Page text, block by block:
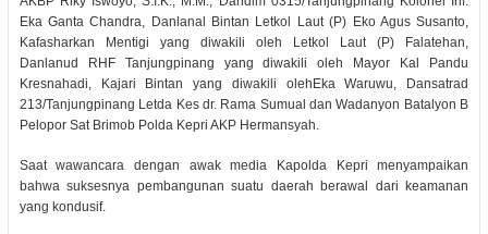
Eka Ganta Chandra, Danlanal Bintan Letkol Laut (P) Eko Agus Susanto,
Kafasharkan Mentigi yang diwakili oleh Letkol Laut (P) Falatehan,
Danlanud RHF Tanjungpinang yang diwakili oleh Mayor Kal Pandu
Kresnahadi, Kajari Bintan yang diwakili olehEka Waruwu, Dansatrad
213/Tanjungpinang Letda Kes dr. Rama Sumual dan Wadanyon Batalyon B
Pelopor Sat Brimob Polda Kepri AKP Hermansyah.
Saat wawancara dengan awak media Kapolda Kepri menyampaikan
bahwa suksesnya pembangunan suatu daerah berawal dari keamanan
yang kondusif.